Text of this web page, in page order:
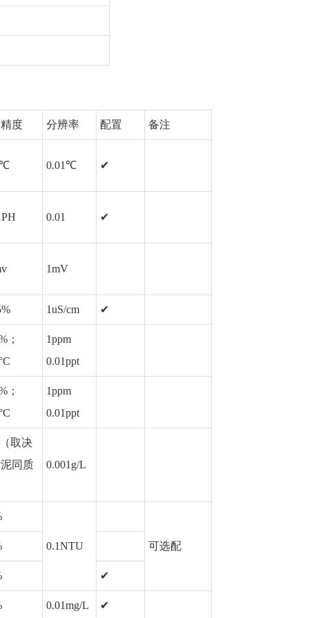
度 分辨率 配置 备注
0.01℃ ✔
0.01 ✔
1mV
1uS/cm ✔
；
1ppm
0.01ppt
；
1ppm
0.01ppt
取决
同质
0.001g/L
0.1NTU 可选配
✔
0.01mg/L ✔